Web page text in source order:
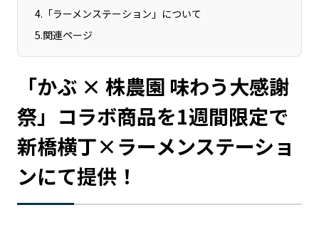
熊本エリア
大分エリア
宮崎エリア
沖縄エリア
カテゴリから探す
特集コンテンツ
地域を代表する 企業100選
プレスリリース
MILCプロジェクト
4. 「ラーメンステーション」について
5.関連ページ
「かぶ × 株農園 味わう大感謝
祭」コラボ商品を1週間限定で
新橋横丁×ラーメンステーショ
ンにて提供！